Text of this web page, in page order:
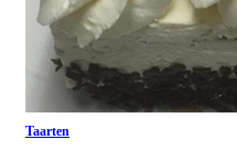
Taarten